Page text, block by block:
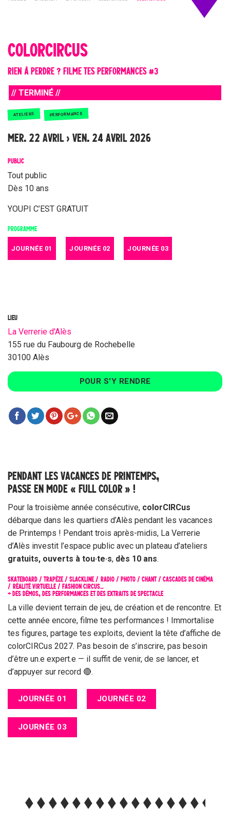
COLORCIRCUS
RIEN À PERDRE ? FILME TES PERFORMANCES #3
// TERMINÉ //
ATELIERS PERFORMANCE
MER. 22 AVRIL › VEN. 24 AVRIL 2026
PUBLIC
Tout public
Dès 10 ans
YOUPI C’EST GRATUIT
PROGRAMME
JOURNÉE 01 JOURNÉE 02 JOURNÉE 03
LIEU
La Verrerie d'Alès
155 rue du Faubourg de Rochebelle
30100 Alès
POUR S'Y RENDRE
PENDANT LES VACANCES DE PRINTEMPS,
PASSE EN MODE « FULL COLOR » !
Pour la troisième année consécutive, colorCIRCus
débarque dans les quartiers d’Alès pendant les vacances
de Printemps ! Pendant trois après-midis, La Verrerie
d’Alès investit l’espace public avec un plateau d’ateliers
gratuits, ouverts à tou·te·s, dès 10 ans.
SKATEBOARD / TRAPÈZE / SLACKLINE / RADIO / PHOTO / CHANT / CASCADES DE CINÉMA
/ RÉALITÉ VIRTUELLE / FASHION CIRCUS…
+ DES DÉMOS, DES PERFORMANCES ET DES EXTRAITS DE SPECTACLE
La ville devient terrain de jeu, de création et de rencontre. Et
cette année encore, filme tes performances ! Immortalise
tes figures, partage tes exploits, devient la tête d’affiche de
colorCIRCus 2027. Pas besoin de s’inscrire, pas besoin
d’être un.e expert.e — il suffit de venir, de se lancer, et
d’appuyer sur record 🔴.
JOURNÉE 01 JOURNÉE 02
JOURNÉE 03